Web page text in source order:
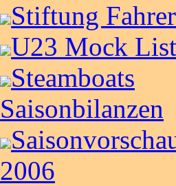
Stiftung
U23 Mock List
Steamboats
Saisonbilanzen
2006